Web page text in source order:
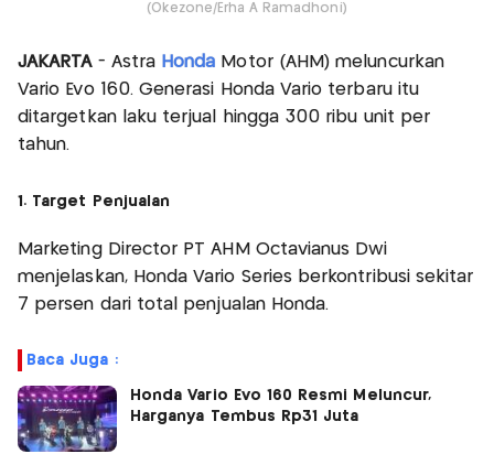
(Okezone/Erha A Ramadhoni)
JAKARTA - Astra Honda Motor (AHM) meluncurkan
Vario Evo 160. Generasi Honda Vario terbaru itu
ditargetkan laku terjual hingga 300 ribu unit per
tahun.
1. Target Penjualan
Marketing Director PT AHM Octavianus Dwi
menjelaskan, Honda Vario Series berkontribusi sekitar
7 persen dari total penjualan Honda.
Baca Juga :
Honda Vario Evo 160 Resmi Meluncur,
Harganya Tembus Rp31 Juta